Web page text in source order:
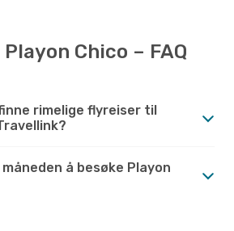
Chico – FAQ
rimelige flyreiser til
å besøke Playon